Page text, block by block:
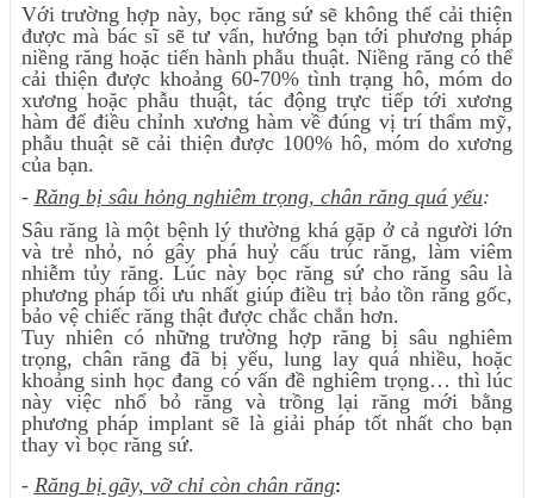
Với trường hợp này, bọc răng sứ sẽ không thể cải thiện
được mà bác sĩ sẽ tư vấn, hướng bạn tới phương pháp
niềng răng hoặc tiến hành phẫu thuật. Niềng răng có thể
cải thiện được khoảng 60-70% tình trạng hô, móm do
xương hoặc phẫu thuật, tác động trực tiếp tới xương
hàm để điều chỉnh xương hàm về đúng vị trí thẩm mỹ,
phẫu thuật sẽ cải thiện được 100% hô, móm do xương
của bạn.
- Răng bị sâu hỏng nghiêm trọng, chân răng quá yếu:
Sâu răng là một bệnh lý thường khá gặp ở cả người lớn
và trẻ nhỏ, nó gây phá huỷ cấu trúc răng, làm viêm
nhiễm tủy răng. Lúc này bọc răng sứ cho răng sâu là
phương pháp tối ưu nhất giúp điều trị bảo tồn răng gốc,
bảo vệ chiếc răng thật được chắc chắn hơn.
Tuy nhiên có những trường hợp răng bị sâu nghiêm
trọng, chân răng đã bị yếu, lung lay quá nhiều, hoặc
khoảng sinh học đang có vấn đề nghiêm trọng… thì lúc
này việc nhổ bỏ răng và trồng lại răng mới bằng
phương pháp implant sẽ là giải pháp tốt nhất cho bạn
thay vì bọc răng sứ.
- Răng bị gãy, vỡ chỉ còn chân răng: